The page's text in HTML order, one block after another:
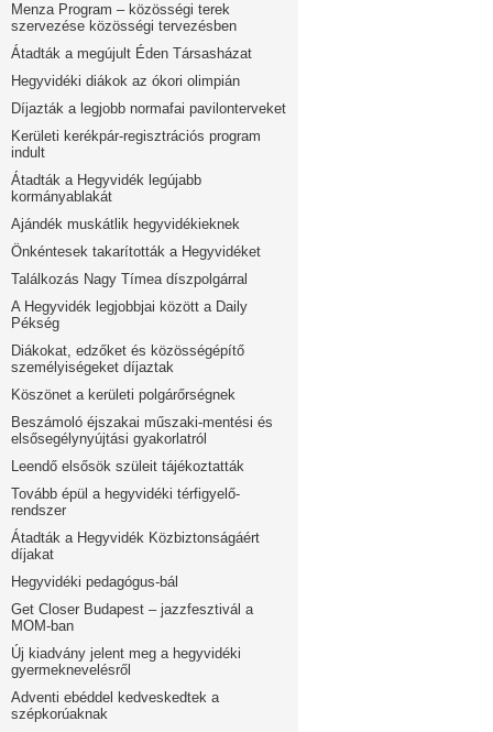
Menza Program – közösségi terek
szervezése közösségi tervezésben
Átadták a megújult Éden Társasházat
Hegyvidéki diákok az ókori olimpián
Díjazták a legjobb normafai pavilonterveket
Kerületi kerékpár-regisztrációs program
indult
Átadták a Hegyvidék legújabb
kormányablakát
Ajándék muskátlik hegyvidékieknek
Önkéntesek takarították a Hegyvidéket
Találkozás Nagy Tímea díszpolgárral
A Hegyvidék legjobbjai között a Daily
Pékség
Diákokat, edzőket és közösségépítő
személyiségeket díjaztak
Köszönet a kerületi polgárőrségnek
Beszámoló éjszakai műszaki-mentési és
elsősegélynyújtási gyakorlatról
Leendő elsősök szüleit tájékoztatták
Tovább épül a hegyvidéki térfigyelő-
rendszer
Átadták a Hegyvidék Közbiztonságáért
díjakat
Hegyvidéki pedagógus-bál
Get Closer Budapest – jazzfesztivál a
MOM-ban
Új kiadvány jelent meg a hegyvidéki
gyermeknevelésről
Adventi ebéddel kedveskedtek a
szépkorúaknak